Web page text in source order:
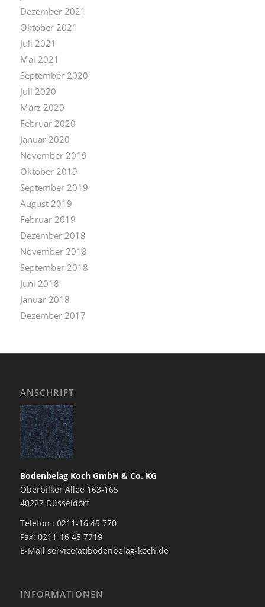
Dezember 2021
Oktober 2021
Juli 2021
Mai 2021
September 2020
Juli 2020
März 2020
Februar 2020
Januar 2020
November 2019
Oktober 2019
September 2019
August 2019
Februar 2019
Dezember 2018
November 2018
September 2018
Juni 2018
Januar 2018
Dezember 2017
ANSCHRIFT
Bodenbelag Koch GmbH & Co. KG
Oberbilker Allee 163-165
40227 Düsseldorf
Telefon : 0211-16 45 770
Fax: 0211-16 45 7719
E-Mail service(at)bodenbelag-koch.de
INFORMATIONEN